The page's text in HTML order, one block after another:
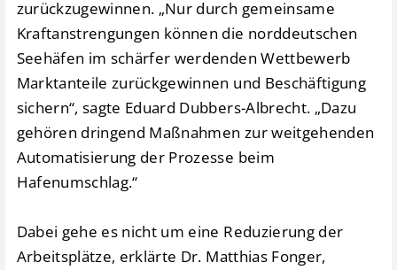
zurückzugewinnen. „Nur durch gemeinsame
Kraftanstrengungen können die norddeutschen
Seehäfen im schärfer werdenden Wettbewerb
Marktanteile zurückgewinnen und Beschäftigung
sichern“, sagte Eduard Dubbers-Albrecht. „Dazu
gehören dringend Maßnahmen zur weitgehenden
Automatisierung der Prozesse beim
Hafenumschlag.“
Dabei gehe es nicht um eine Reduzierung der
Arbeitsplätze, erklärte Dr. Matthias Fonger,